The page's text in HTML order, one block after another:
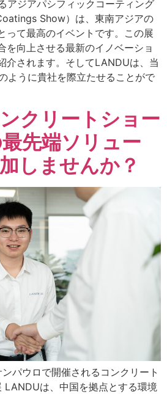
アジアパシフィックコーティング
Show）は、東南アジアの
って最高のイベントです。この展
を向上させる最新のイノベーショ
介されます。そしてLANDUは、当
ように貴社を際立たせることがで
クリートショー
先端ソリュー
しませんか？
パウロで開催されるコンクリート
LANDUは、中国を拠点とする環境